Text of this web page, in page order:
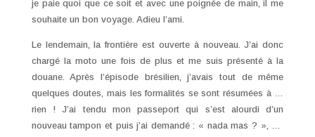
je paie quoi que ce soit et avec une poignée de main, il me
souhaite un bon voyage. Adieu l’ami.
Le lendemain, la frontière est ouverte à nouveau. J’ai donc
chargé la moto une fois de plus et me suis présenté à la
douane. Après l’épisode brésilien, j’avais tout de même
quelques doutes, mais les formalités se sont résumées à …
rien ! J’ai tendu mon passeport qui s’est alourdi d’un
nouveau tampon et puis j’ai demandé : « nada mas ? », …